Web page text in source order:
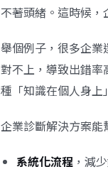
不著頭緒。這時候
舉個例子，很多企
對不上，導致出錯
種「知識在個人身上
企業診斷解決方案能
系統化流程 ，減